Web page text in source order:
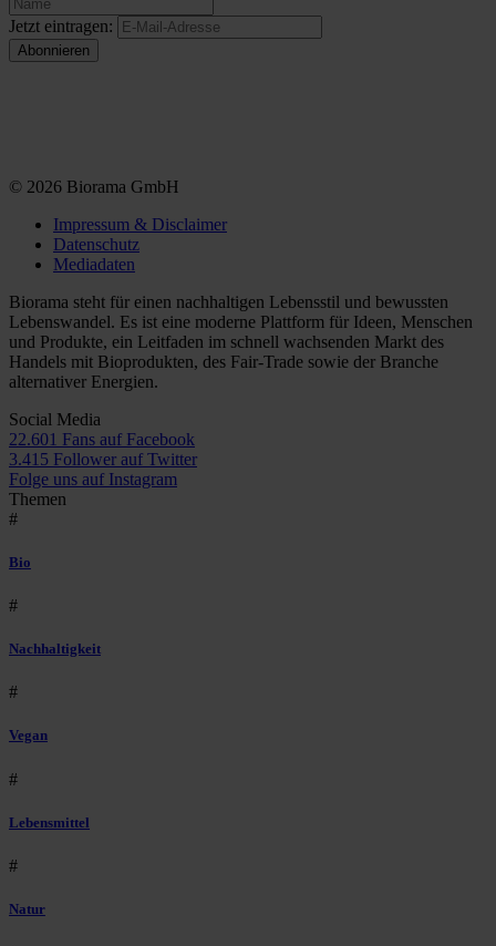
Jetzt eintragen:
© 2026 Biorama GmbH
Impressum & Disclaimer
Datenschutz
Mediadaten
Biorama steht für einen nachhaltigen Lebensstil und bewussten
Lebenswandel. Es ist eine moderne Plattform für Ideen, Menschen
und Produkte, ein Leitfaden im schnell wachsenden Markt des
Handels mit Bioprodukten, des Fair-Trade sowie der Branche
alternativer Energien.
Social Media
22.601 Fans auf Facebook
3.415 Follower auf Twitter
Folge uns auf Instagram
Themen
#
Bio
#
Nachhaltigkeit
#
Vegan
#
Lebensmittel
#
Natur